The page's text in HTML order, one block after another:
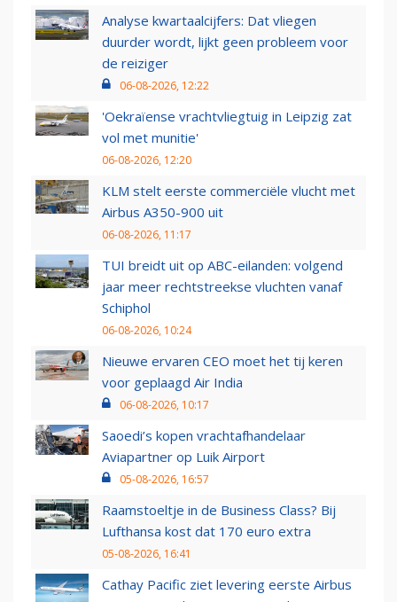
Analyse kwartaalcijfers: Dat vliegen
duurder wordt, lijkt geen probleem voor
de reiziger
06-08-2026, 12:22
'Oekraïense vrachtvliegtuig in Leipzig zat
vol met munitie'
06-08-2026, 12:20
KLM stelt eerste commerciële vlucht met
Airbus A350-900 uit
06-08-2026, 11:17
TUI breidt uit op ABC-eilanden: volgend
jaar meer rechtstreekse vluchten vanaf
Schiphol
06-08-2026, 10:24
Nieuwe ervaren CEO moet het tij keren
voor geplaagd Air India
06-08-2026, 10:17
Saoedi’s kopen vrachtafhandelaar
Aviapartner op Luik Airport
05-08-2026, 16:57
Raamstoeltje in de Business Class? Bij
Lufthansa kost dat 170 euro extra
05-08-2026, 16:41
Cathay Pacific ziet levering eerste Airbus